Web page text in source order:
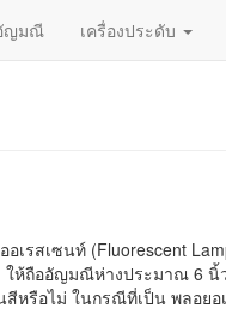
ญมณี เครื่องประดับ
รสเซนท์ (Fluorescent
ห้ถืออัญมณีห่างประมาณ 6 นิ้
รือไม่ ในกรณีที่เป็น พลอยอ